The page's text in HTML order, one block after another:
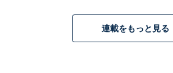
連載をもっと見る